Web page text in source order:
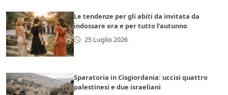
Le tendenze per gli abiti da invitata da
indossare ora e per tutto l’autunno
25 Luglio 2026
Sparatoria in Cisgiordania: uccisi quattro
palestinesi e due israeliani